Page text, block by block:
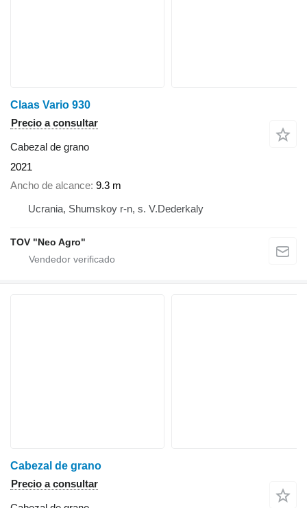
Claas Vario 930
Precio a consultar
Cabezal de grano
2021
Ancho de alcance 9.3 m
Ucrania, Shumskoy r-n, s. V.Dederkaly
TOV "Neo Agro"
Cabezal de grano
Precio a consultar